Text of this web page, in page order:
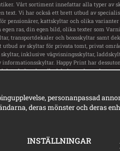
Vårt sortiment innefattar alla typer av
text. Vi har också ett brett utbud av
pensionärer, kattskyltar och olika
ras, din egen bild, olika texter som
transportdekaler och boxsskyltar samt
utbud av skyltar för privata tomt, privat
skyltar, inklusive vägvisningsskyltar,
informationsskyltar. Happy Print har
hundbadskyltar och mycket
©
personanpassad
deras mönster och deras
INSTÄLLNINGAR